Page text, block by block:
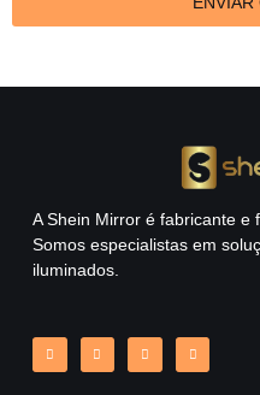
A Shein Mirror é fabricante e
Somos especialistas em
iluminados.